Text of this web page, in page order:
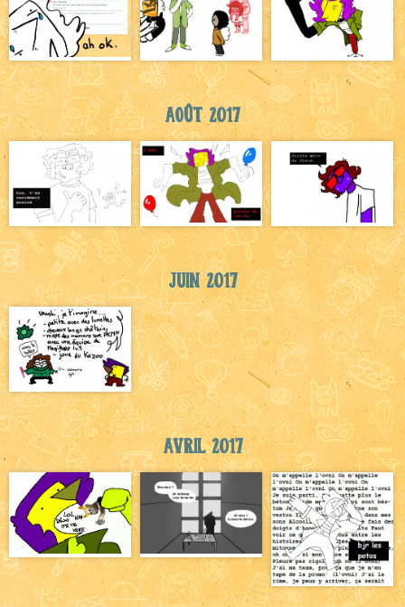
Août 2017
Juin 2017
Avril 2017